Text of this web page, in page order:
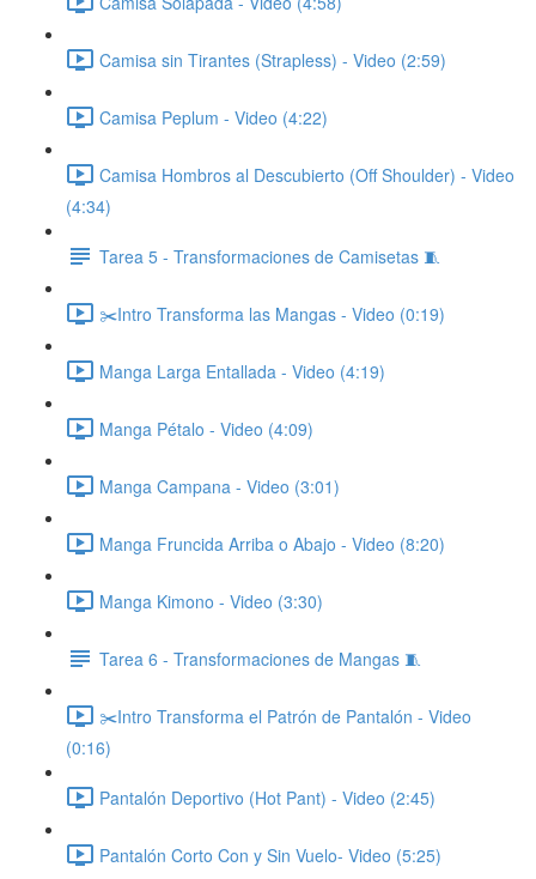
Camisa sin Tirantes (Strapless) - Video (2:59)
Camisa Peplum - Video (4:22)
Camisa Hombros al Descubierto (Off Shoulder) - Video
(4:34)
Tarea 5 - Transformaciones de Camisetas 🧵
✂️Intro Transforma las Mangas - Video (0:19)
Manga Larga Entallada - Video (4:19)
Manga Pétalo - Video (4:09)
Manga Campana - Video (3:01)
Manga Fruncida Arriba o Abajo - Video (8:20)
Manga Kimono - Video (3:30)
Tarea 6 - Transformaciones de Mangas 🧵
✂️Intro Transforma el Patrón de Pantalón - Video
(0:16)
Pantalón Deportivo (Hot Pant) - Video (2:45)
Pantalón Corto Con y Sin Vuelo- Video (5:25)